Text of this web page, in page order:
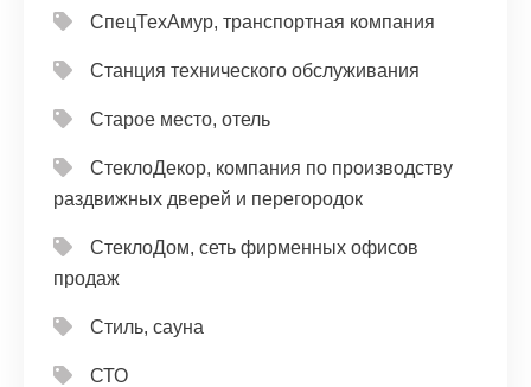
СпецТехАмур, транспортная компания
Станция технического обслуживания
Старое место, отель
СтеклоДекор, компания по производству
раздвижных дверей и перегородок
СтеклоДом, сеть фирменных офисов
продаж
Стиль, сауна
СТО